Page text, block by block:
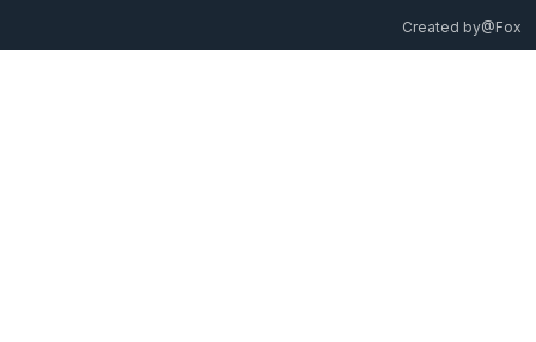
Created by@Fox